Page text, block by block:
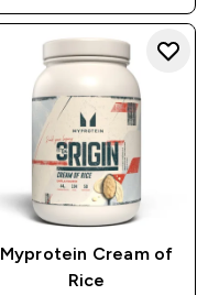
Myprotein Cream of
Rice